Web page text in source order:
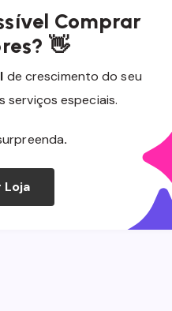
Comprar
👋
de crescimento do seu
serviços especiais.
.
Loja